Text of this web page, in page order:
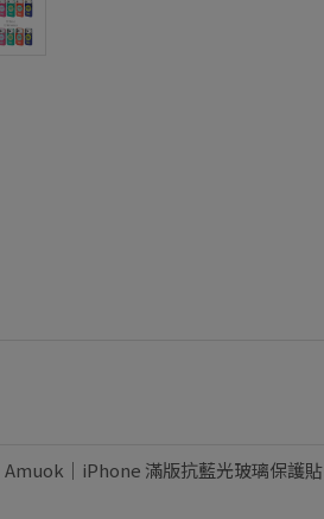
Amuok｜iPhone 滿版抗藍光玻璃保護貼